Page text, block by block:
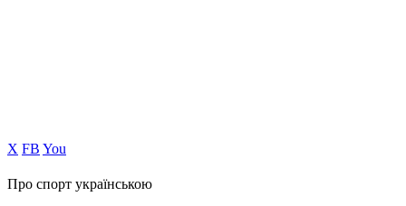
Х FB You
Про спорт українською